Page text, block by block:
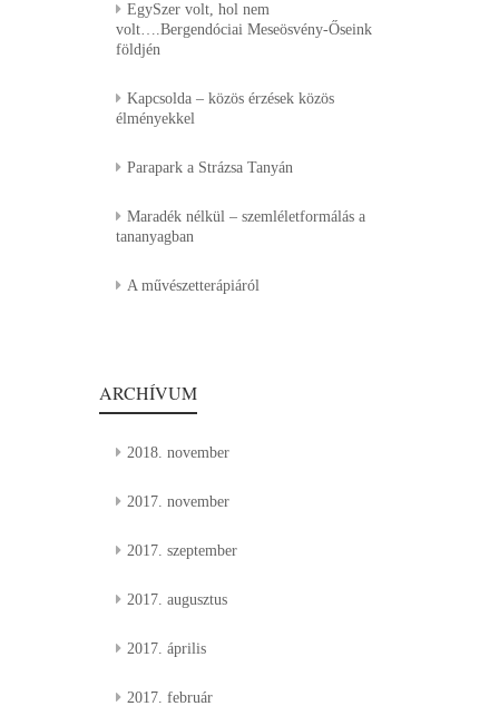
EgySzer volt, hol nem
volt….Bergendóciai Meseösvény-Őseink
földjén
Kapcsolda – közös érzések közös
élményekkel
Parapark a Strázsa Tanyán
Maradék nélkül – szemléletformálás a
tananyagban
A művészetterápiáról
ARCHÍVUM
2018. november
2017. november
2017. szeptember
2017. augusztus
2017. április
2017. február